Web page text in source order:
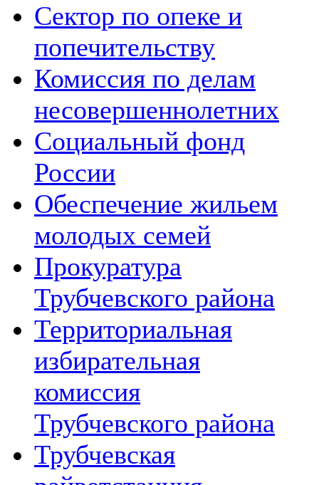
Сектор по опеке и
попечительству
Комиссия по делам
несовершеннолетних
Социальный фонд
России
Обеспечение жильем
молодых семей
Прокуратура
Трубчевского района
Территориальная
избирательная
комиссия
Трубчевского района
Трубчевская